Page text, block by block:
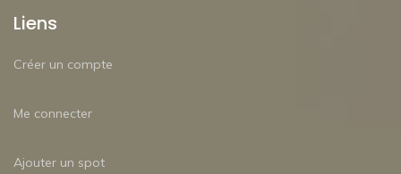
Liens
Créer un compte
Me connecter
Ajouter un spot